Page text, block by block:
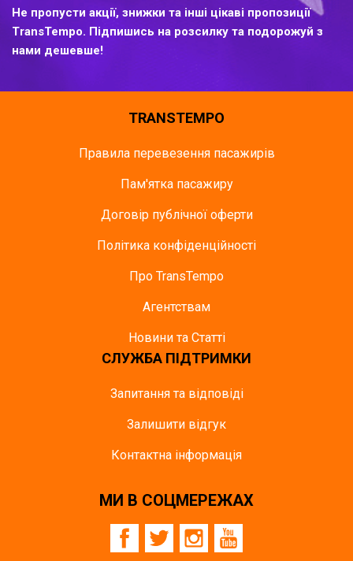
Не пропусти акції, знижки та інші цікаві пропозиції
TransTempo. Підпишись на розсилку та подорожуй з
нами дешевше!
TRANSTEMPO
Правила перевезення пасажирів
Пам'ятка пасажиру
Договір публічної оферти
Політика конфіденційності
Про TransTempo
Агентствам
Новини та Статті
СЛУЖБА ПІДТРИМКИ
Запитання та відповіді
Залишити відгук
Контактна інформація
МИ В СОЦМЕРЕЖАХ